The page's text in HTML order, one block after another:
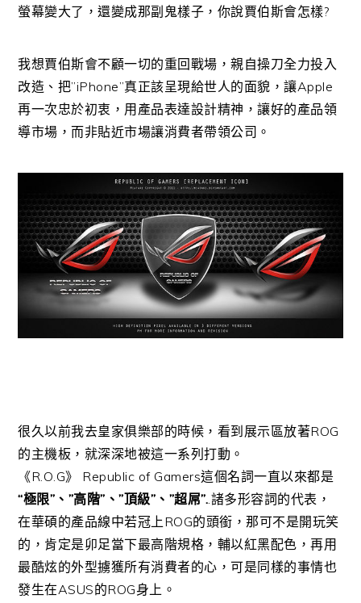
螢幕變大了，還變成那副鬼樣子，你說賈伯斯會怎樣?
我想賈伯斯會不顧一切的重回戰場，親自操刀全力投入
改造、把”iPhone”真正該呈現給世人的面貌，讓Apple
再一次忠於初衷，用產品表達設計精神，讓好的產品領
導市場，而非貼近市場讓消費者帶領公司。
很久以前我去皇家俱樂部的時候，看到展示區放著ROG
的主機板，就深深地被這一系列打動。
《R.O.G》 Republic of Gamers這個名詞一直以來都是
“極限”、”高階”、”頂級”、”超屌”. .諸多形容詞的代表，
在華碩的產品線中若冠上ROG的頭銜，那可不是開玩笑
的，肯定是卯足當下最高階規格，輔以紅黑配色，再用
最酷炫的外型擄獲所有消費者的心，可是同樣的事情也
發生在ASUS的ROG身上。